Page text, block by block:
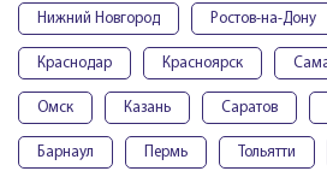
Нижний Новгород Ростов-на-Дону
Краснодар Красноярск
Омск Казань Саратов
Барнаул Пермь Тольятти